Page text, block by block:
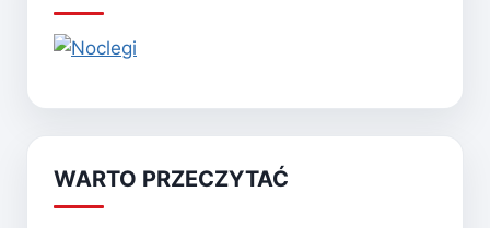
WARTO PRZECZYTAĆ